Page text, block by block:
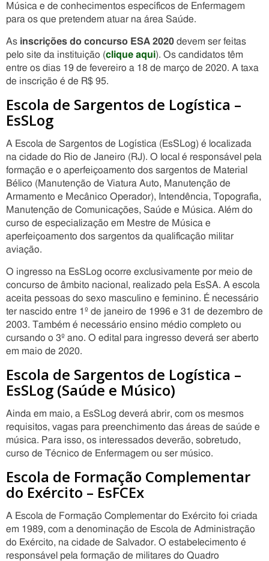
Música e de conhecimentos específicos de Enfermagem
para os que pretendem atuar na área Saúde.
As inscrições do concurso ESA 2020 devem ser feitas
pelo site da instituição (clique aqui). Os candidatos têm
entre os dias 19 de fevereiro a 18 de março de 2020. A taxa
de inscrição é de R$ 95.
Escola de Sargentos de Logística –
EsSLog
A Escola de Sargentos de Logística (EsSLog) é localizada
na cidade do Rio de Janeiro (RJ). O local é responsável pela
formação e o aperfeiçoamento dos sargentos de Material
Bélico (Manutenção de Viatura Auto, Manutenção de
Armamento e Mecânico Operador), Intendência, Topografia,
Manutenção de Comunicações, Saúde e Música. Além do
curso de especialização em Mestre de Música e
aperfeiçoamento dos sargentos da qualificação militar
aviação.
O ingresso na EsSLog ocorre exclusivamente por meio de
concurso de âmbito nacional, realizado pela EsSA. A escola
aceita pessoas do sexo masculino e feminino. É necessário
ter nascido entre 1º de janeiro de 1996 e 31 de dezembro de
2003. Também é necessário ensino médio completo ou
cursando o 3º ano. O edital para ingresso deverá ser aberto
em maio de 2020.
Escola de Sargentos de Logística –
EsSLog (Saúde e Músico)
Ainda em maio, a EsSLog deverá abrir, com os mesmos
requisitos, vagas para preenchimento das áreas de saúde e
música. Para isso, os interessados deverão, sobretudo,
curso de Técnico de Enfermagem ou ser músico.
Escola de Formação Complementar
do Exército – EsFCEx
A Escola de Formação Complementar do Exército foi criada
em 1989, com a denominação de Escola de Administração
do Exército, na cidade de Salvador. O estabelecimento é
responsável pela formação de militares do Quadro